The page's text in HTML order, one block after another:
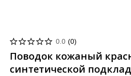
0.0 (0)
Поводок кожаный
синтетической